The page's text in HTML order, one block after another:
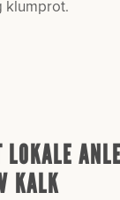
klumprot.
KALK